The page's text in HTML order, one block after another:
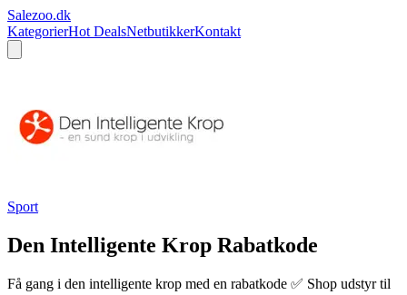
Salezoo.dk
KategorierHot DealsNetbutikkerKontakt
Sport
Den Intelligente Krop Rabatkode
Få gang i den intelligente krop med en rabatkode ✅ Shop udstyr til